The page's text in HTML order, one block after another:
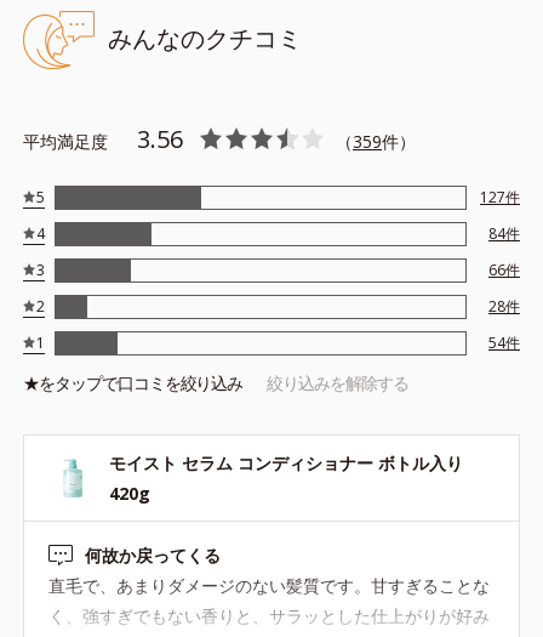
髪と地肌をやさしく洗いながら保湿し、地肌の微細な汚れもしっ
かり取り除く、濃密テクスチャーのシャンプーです。
●無着色 ●弱酸性 ●アルコールフリー
●ナノ化ヒアルロン酸*１・ナノ化シルク*２・ナノ化エラスチン*３
＝地肌と髪に深く浸透してうるおいで満たすナノ化保湿成分
●ヒト型セラミド*４・フルーツセラミド*５・コメセラミド*６＝地
●Fレイヤー補修成分*７・CMC補修成分*８・コルテックス補修成分
*９＝毛髪３層へのアプローチ成分
●アミノ酸系洗浄成分*10＝必要なうるおいを奪わず優しく洗える洗
浄成分
●濃密泡クレンジング処方*11＝毛穴に詰まった微細な汚れも取り除
ドAP *5 ユズ果実エキス *６ スフィンゴ糖脂質 *７ 加水分解
ゴマタンパクPGプロピルメチルシランジオール *８ラウロイルグ
ルタミン酸ジ(フィトステリル/オクチルドデシル) *９ 加水分解シ
みんなのクチコミ
平均満足度 3.56 （359件）
5 127件
4
84件
3
66件
2
28件
1
54件
★をタップで口コミを絞り込み 絞り込みを解除する
モイスト セラム コンディショナー ボトル入り
420g
何故か戻ってくる
直毛で、あまりダメージのない髪質です。甘すぎることな
く、強すぎでもない香りと、サラッとした仕上がりが好み